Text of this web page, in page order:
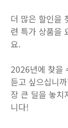
더 많은 할인을
련 특가 상품을
요.
2026년에 찾을
듣고 싶으십니
장 큰 딜을 놓치
니다!